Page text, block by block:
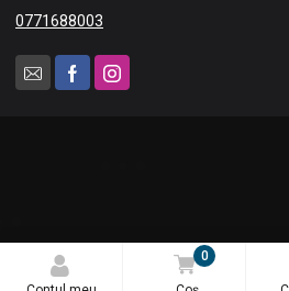
0
0771688003
© 2025 Blue Tech Impex SRL. Toate